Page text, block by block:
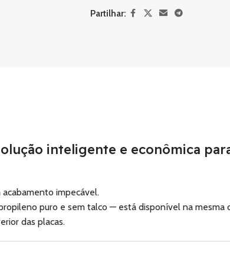
Partilhar:
inteligente e econômica
impecável.
puro e sem talco — está disponível na mesma
das placas.